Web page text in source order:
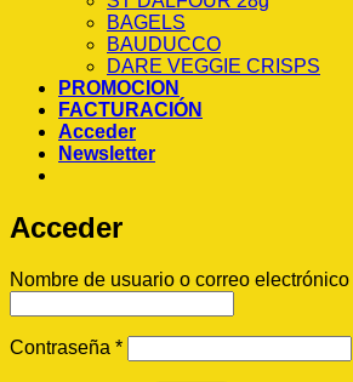
BAGELS
BAUDUCCO
DARE VEGGIE CRISPS
PROMOCION
FACTURACIÓN
Acceder
Newsletter
Acceder
Nombre de usuario o correo electrónico
Contraseña *Obligatorio